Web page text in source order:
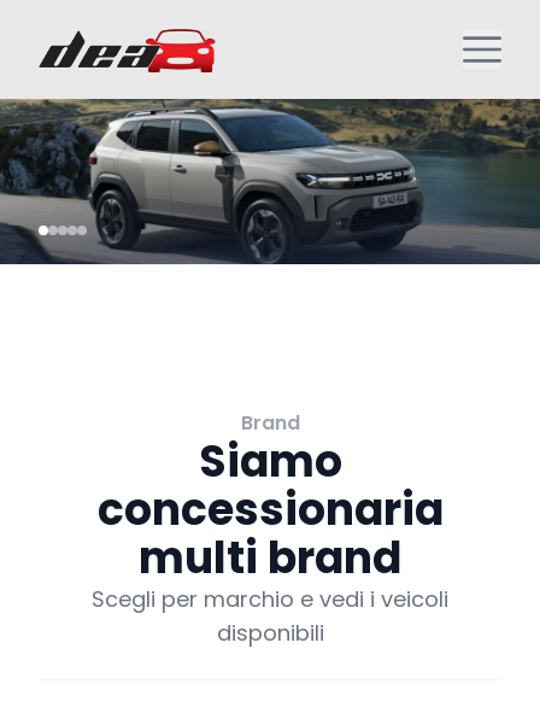
Brand
Siamo
concessionaria
multi brand
Scegli per marchio e vedi i veicoli
disponibili